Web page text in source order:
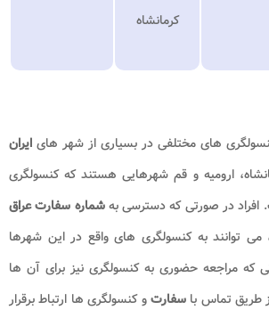
کرمانشاه
های مختلفی در بسیاری از شهر های ایران
ارومیه و قم شهرهایی هستند که کنسولگری
در صورتی که دسترسی بهشماره سفارت عراق
می توانند به کنسولگری های واقع در این شهرها
که مراجعه حضوری به کنسولگری نیز برای آن ها
طریق تماس باسفارتو کنسولگری ها ارتباط برقرار